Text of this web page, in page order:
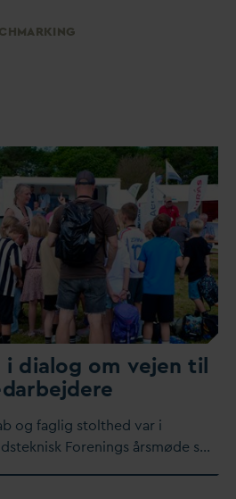
i dialog om vejen til
darbejdere
og faglig stolthed var i
Forenings årsmøde s…